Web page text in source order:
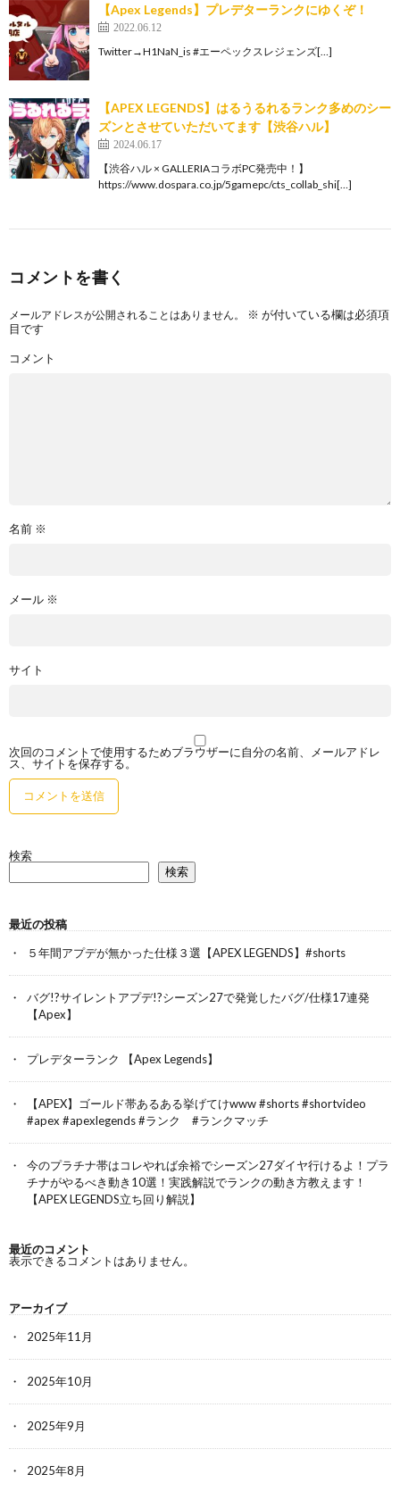
【Apex Legends】プレデターランクにゆくぞ！
2022.06.12
Twitter→H1NaN_is #エーペックスレジェンズ[…]
【APEX LEGENDS】はるうるれるランク多めのシー
ズンとさせていただいてます【渋谷ハル】
2024.06.17
【渋谷ハル × GALLERIAコラボPC発売中！】
https://www.dospara.co.jp/5gamepc/cts_collab_shi[…]
コメントを書く
メールアドレスが公開されることはありません。 ※ が付いている欄は必須項
目です
コメント
名前 ※
メール ※
サイト
次回のコメントで使用するためブラウザーに自分の名前、メールアドレ
ス、サイトを保存する。
検索
検索
最近の投稿
５年間アプデが無かった仕様３選【APEX LEGENDS】#shorts
バグ!?サイレントアプデ!?シーズン27で発覚したバグ/仕様17連発
【Apex】
プレデターランク 【Apex Legends】
【APEX】ゴールド帯あるある挙げてけwww #shorts #shortvideo
#apex #apexlegends #ランク #ランクマッチ
今のプラチナ帯はコレやれば余裕でシーズン27ダイヤ行けるよ！プラ
チナがやるべき動き10選！実践解説でランクの動き方教えます！
【APEX LEGENDS立ち回り解説】
最近のコメント
表示できるコメントはありません。
アーカイブ
2025年11月
2025年10月
2025年9月
2025年8月